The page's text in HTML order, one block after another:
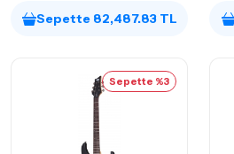
Sepette 82,487.83 TL
Sepette %3